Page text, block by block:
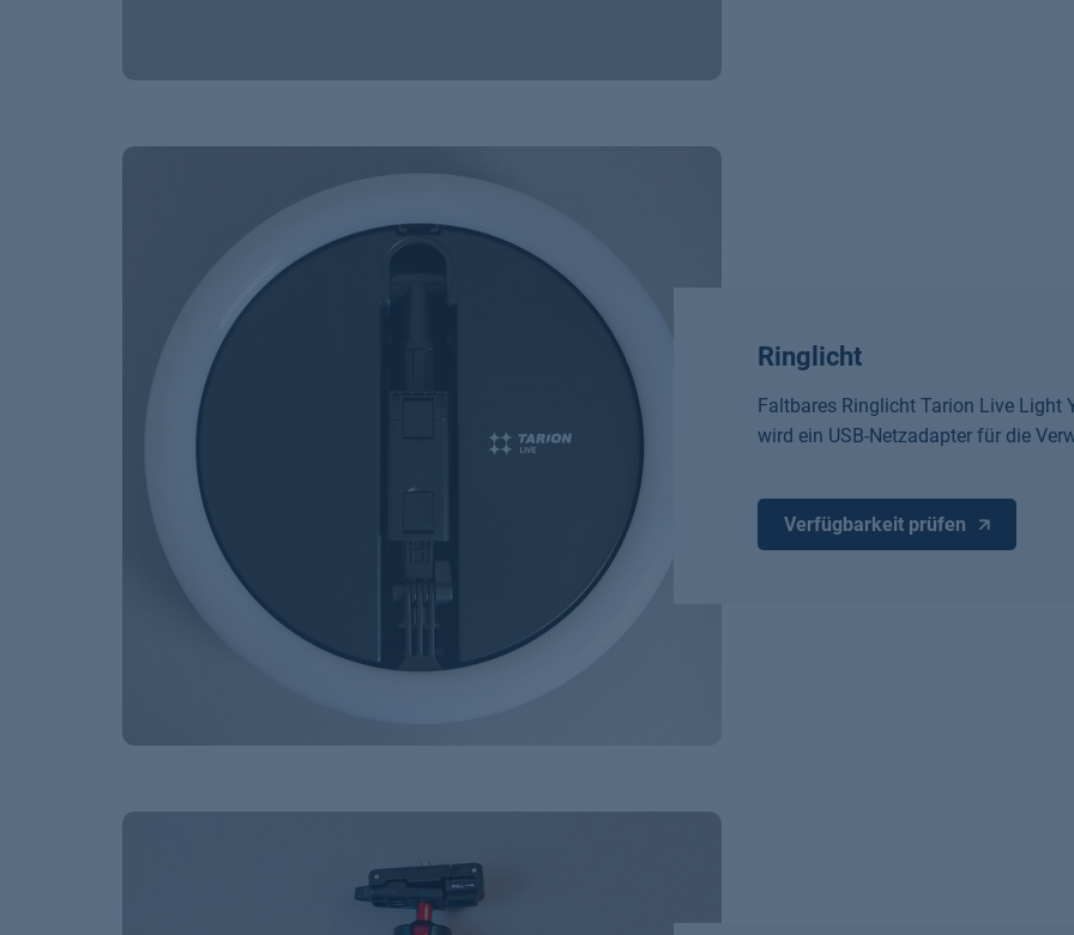
Ringlicht
Faltbares Ringlicht Tarion Live Light
wird ein USB-Netzadapter für die
Verfügbarkeit prüfen